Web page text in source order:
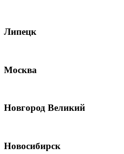
Липецк
Москва
Новгород Великий
Новосибирск